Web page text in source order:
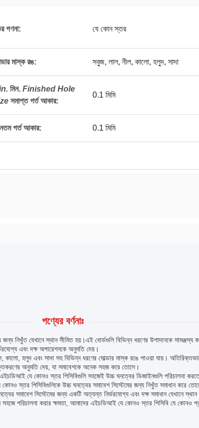
গণনা: যে কোন স্তর
মাস্ক রঙ: সবুজ, লাল, নীল, কালো, হলুদ, সাদা
মিন. Finished Hole
সমাপ্ত গর্ত আকার:
0.1 মিমি
গর্ত আকার: 0.1 মিমি
পণ্যের বর্ণনাঃ
নিখুঁত যেখানে স্থান সীমিত হয়।এই বোর্ডগুলি বিভিন্ন ধরণের উপাদানকে সামঞ্জস্য
এবং দক্ষ অপারেশনকে অনুমতি দেয়।
হলুদ এবং সাদা সহ বিভিন্ন ধরণের সোল্ডার মাস্ক রঙে পাওয়া যায়।
অনুমতি দেয়, যা সমাবেশকে অনেক সহজ করে তোলে।
যে কোনও স্তর পিসিবিগুলি সহজেই উচ্চ ঘনত্বের ডিজাইনগুলি পরিচালনা
স্তর পিসিবিগুলিকে উচ্চ ঘনত্বের সমাবেশ সিস্টেমের জন্য নিখুঁত সমাধান করে
সমাবেশ সিস্টেমের জন্য একটি অত্যন্ত নির্ভরযোগ্য এবং দক্ষ সমাধান যেখানে স্থান
সহজে পরিচালনা করার ক্ষমতা, আমাদের এইচডিআই যে কোনও স্তর পিসিবি যে কোনও